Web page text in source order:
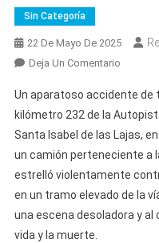
Sin Categoría
22 De Mayo De 2025
Deja Un ComentarioEn
Se
Parte
En
Dos
Tras
Brutal
Un aparatoso accidente
kilómetro 232 de la
Santa Isabel de las Lajas,
un camión perteneciente a
estrelló violentamente
en un tramo elevado de la
una escena desoladora y
vida y la muerte.